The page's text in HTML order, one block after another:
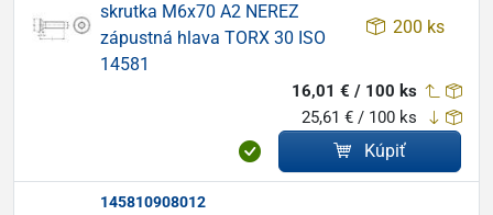
skrutka M6x70 A2 NEREZ
zápustná hlava TORX 30 ISO
14581
200 ks
16,01 € / 100 ks
25,61 € / 100 ks
Kúpiť
145810908012